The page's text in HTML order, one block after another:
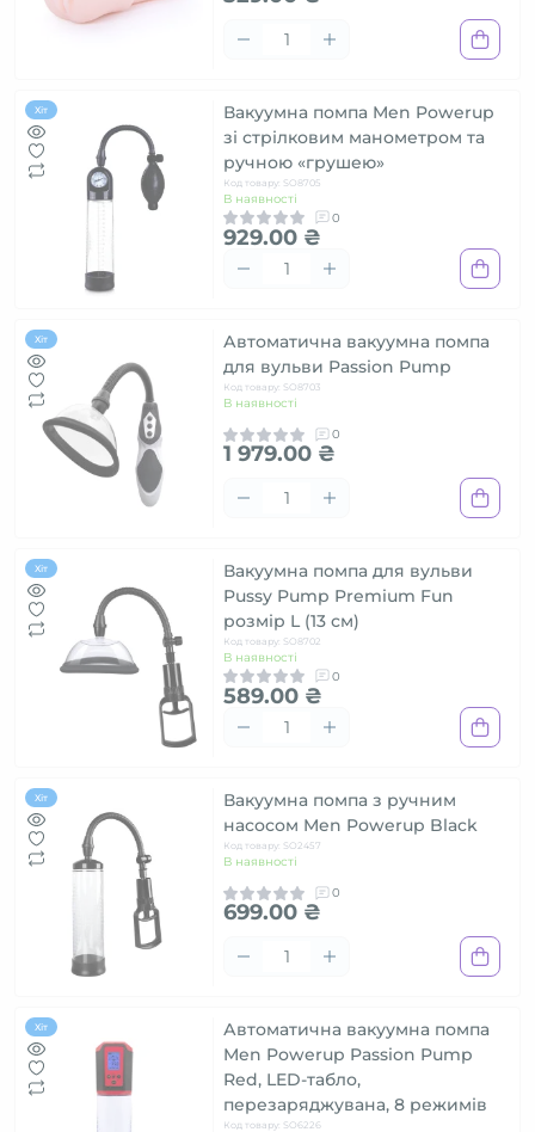
Хіт
Вакуумна помпа Men Powerup
зі стрілковим манометром та
ручною «грушею»
Код товару: SO8705
В наявності
0
929.00 ₴
Хіт
Автоматична вакуумна помпа
для вульви Passion Pump
Код товару: SO8703
В наявності
0
1 979.00 ₴
Хіт
Вакуумна помпа для вульви
Pussy Pump Premium Fun
розмір L (13 см)
Код товару: SO8702
В наявності
0
589.00 ₴
Хіт
Вакуумна помпа з ручним
насосом Men Powerup Black
Код товару: SO2457
В наявності
0
699.00 ₴
Хіт
Автоматична вакуумна помпа
Men Powerup Passion Pump
Red, LED-табло,
перезаряджувана, 8 режимів
Код товару: SO6226